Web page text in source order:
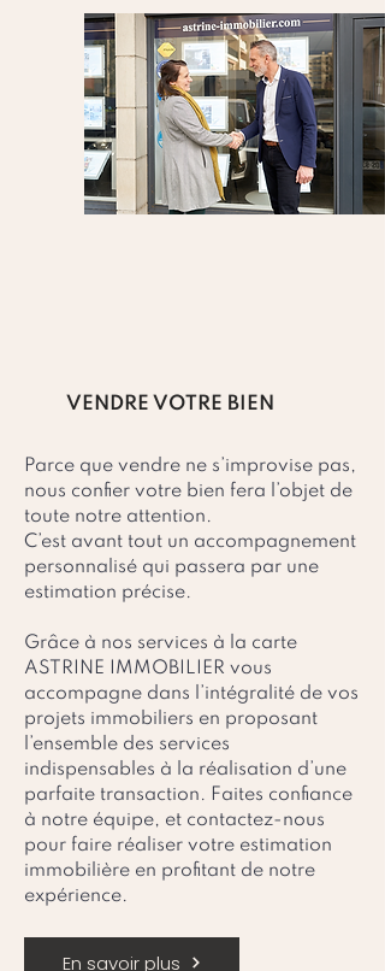
VENDRE VOTRE BIEN
Parce que vendre ne s’improvise pas,
nous confier votre bien fera l’objet de
toute notre attention.
C’est avant tout un accompagnement
personnalisé qui passera par une
estimation précise.
Grâce à nos services à la carte
ASTRINE IMMOBILIER vous
accompagne dans l’intégralité de vos
projets immobiliers en proposant
l’ensemble des services
indispensables à la réalisation d’une
parfaite transaction. Faites confiance
à notre équipe, et contactez-nous
pour faire réaliser votre estimation
immobilière en profitant de notre
expérience.
En savoir plus